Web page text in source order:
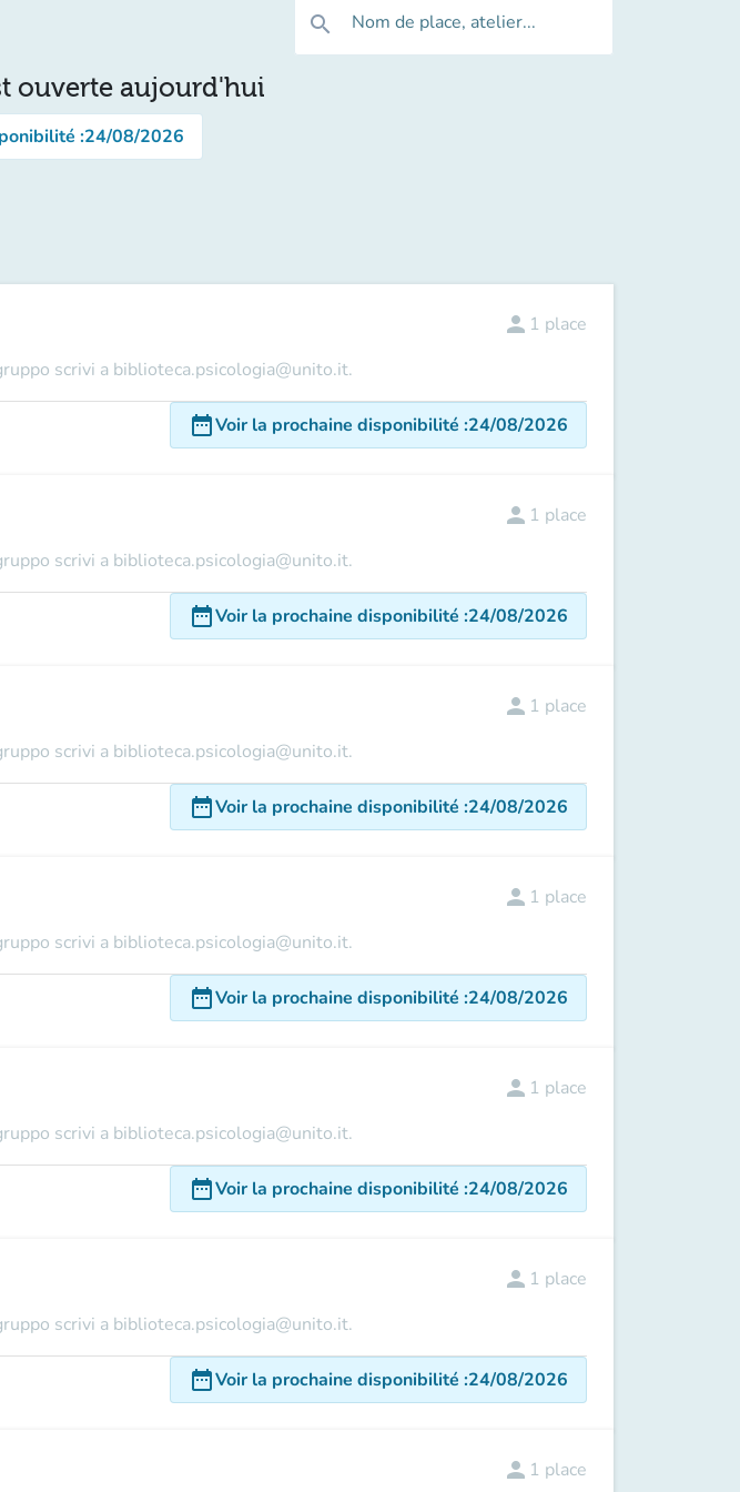
search Nom de place, atelier...
ouverte aujourd'hui
:24/08/2026
scrivi a biblioteca.psicologia@unito.it.
person 1 place
date_rangeVoir la prochaine disponibilité :24/08/2026
scrivi a biblioteca.psicologia@unito.it.
person 1 place
date_rangeVoir la prochaine disponibilité :24/08/2026
scrivi a biblioteca.psicologia@unito.it.
person 1 place
date_rangeVoir la prochaine disponibilité :24/08/2026
scrivi a biblioteca.psicologia@unito.it.
person 1 place
date_rangeVoir la prochaine disponibilité :24/08/2026
scrivi a biblioteca.psicologia@unito.it.
person 1 place
date_rangeVoir la prochaine disponibilité :24/08/2026
scrivi a biblioteca.psicologia@unito.it.
person 1 place
date_rangeVoir la prochaine disponibilité :24/08/2026
person 1 place